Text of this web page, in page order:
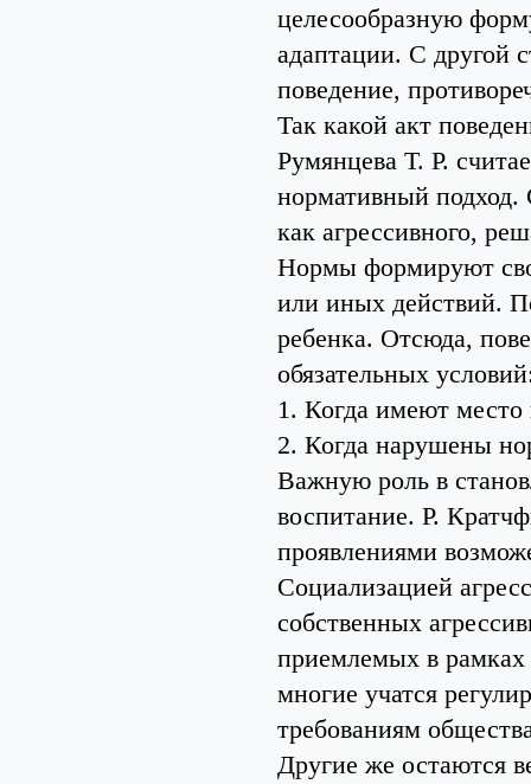
целесообразную
адаптации. С другой
поведение,
Так какой акт
Румянцева Т. Р.
нормативный подход.
как агрессивного,
Нормы формируют
или иных действий.
ребенка. Отсюда,
обязательных
1. Когда имеют место
2. Когда нарушены
Важную роль в
воспитание. Р.
проявлениями
Социализацией
собственных
приемлемых в рамках
многие учатся
требованиям
Другие же остаются